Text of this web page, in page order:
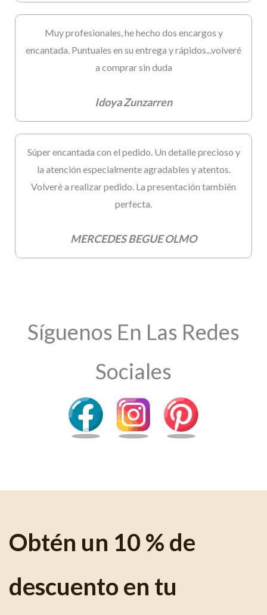
Muy profesionales, he hecho dos encargos y
encantada. Puntuales en su entrega y rápidos...volveré
a comprar sin duda
Idoya Zunzarren
Súper encantada con el pedido. Un detalle precioso y
la atención especialmente agradables y atentos.
Volveré a realizar pedido. La presentación también
perfecta.
MERCEDES BEGUE OLMO
Síguenos En Las Redes
Sociales
Obtén un 10 % de
descuento en tu